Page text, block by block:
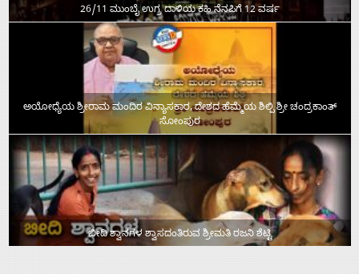
26/11 ಮುಂಬೈ ಉಗ್ರ ದಾಳಿಯ ಕಹಿ ನೆನಪಿಗೆ 12 ವರ್ಷ
ಅಯೋಧ್ಯೆಯ ಶ್ರೀರಾಮ ಮಂದಿರ ವಿನ್ಯಾಸಕಾರ, ದೇಶದ ಹೆಮ್ಮೆಯ ಶಿಲ್ಪಿ ಶ್ರೀ ಚಂದ್ರಕಾಂತ್‌
ಸೋಂಪುರ
ಬೀದಿ ಶ್ವಾನಗಳ ಶ್ವಾಸದಂತಿರುವ ಶ್ರೀಮತಿ ರಜನಿ ಶೆಟ್ಟಿ